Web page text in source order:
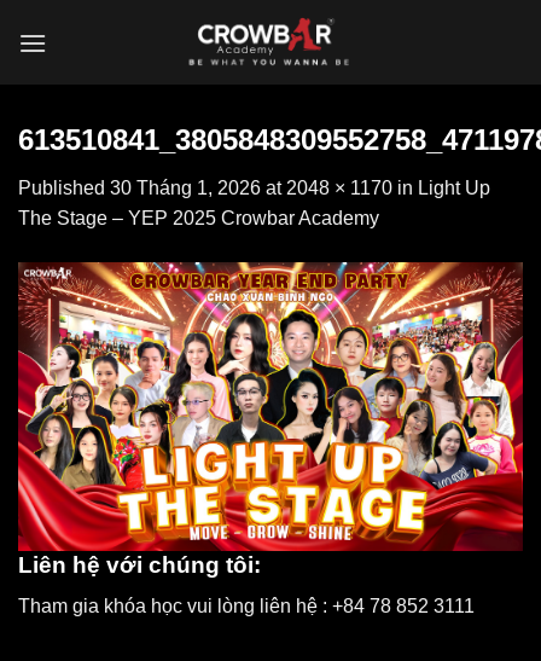
Published 30 Tháng 1, 2026 at 2048 × 1170 in Light Up
The Stage – YEP 2025 Crowbar Academy
Liên hệ với chúng tôi:
Tham gia khóa học vui lòng liên hệ : +84 78 852 3111